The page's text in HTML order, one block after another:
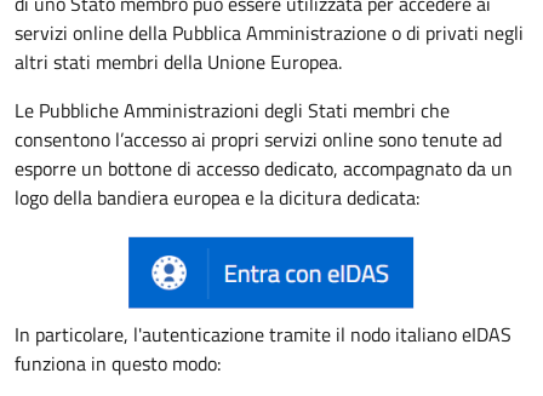
servizi online della Pubblica Amministrazione o di privati negli
altri stati membri della Unione Europea.
Le Pubbliche Amministrazioni degli Stati membri che
consentono l’accesso ai propri servizi online sono tenute ad
esporre un bottone di accesso dedicato, accompagnato da un
logo della bandiera europea e la dicitura dedicata:
In particolare, l'autenticazione tramite il nodo italiano eIDAS
funziona in questo modo: